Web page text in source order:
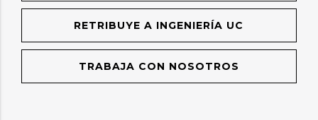
RETRIBUYE A INGENIERÍA UC
TRABAJA CON NOSOTROS